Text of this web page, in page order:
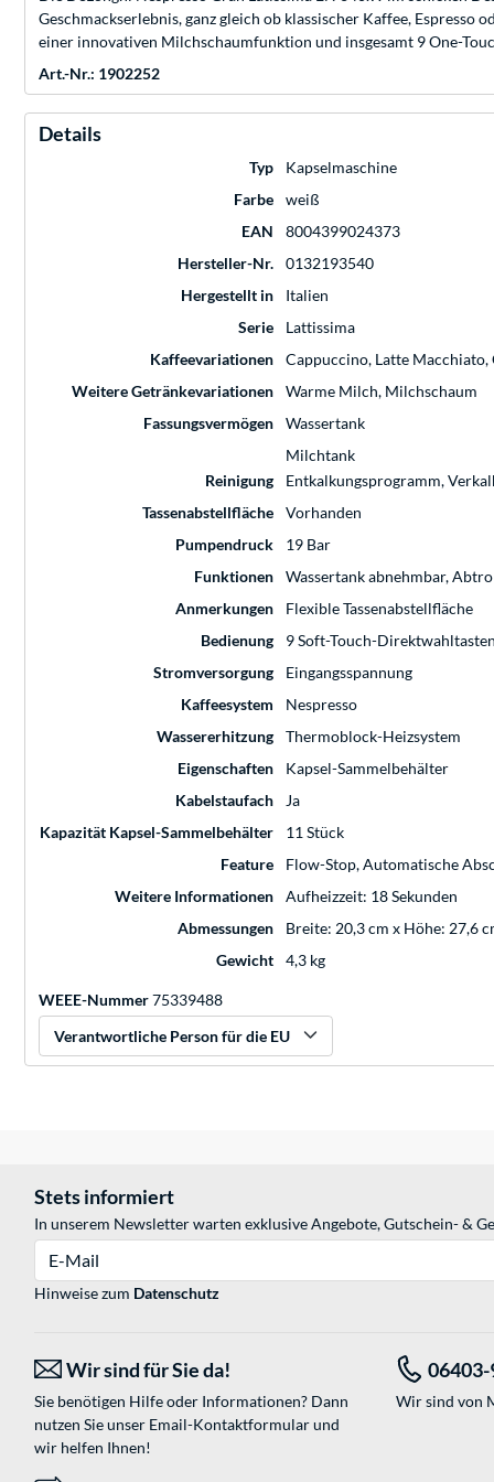
Geschmackserlebnis, ganz gleich ob klassischer Kaffee,
einer innovativen Milchschaumfunktion und insgesamt 9 One-
Art.-Nr.: 1902252
Details
Typ
Kapselmaschine
Farbe
weiß
EAN
8004399024373
Hersteller-Nr.
0132193540
Hergestellt in
Italien
Serie
Lattissima
Kaffeevariationen
Cappuccino, Latte Macchiato,
Weitere Getränkevariationen
Warme Milch, Milchschaum
Fassungsvermögen
Wassertank
Milchtank
Reinigung
Entkalkungsprogramm,
Tassenabstellfläche
Vorhanden
Pumpendruck
19 Bar
Funktionen
Wassertank abnehmbar,
Anmerkungen
Flexible Tassenabstellfläche
Bedienung
9 Soft-Touch-
Stromversorgung
Eingangsspannung
Kaffeesystem
Nespresso
Wassererhitzung
Thermoblock-Heizsystem
Eigenschaften
Kapsel-Sammelbehälter
Kabelstaufach
Ja
Kapazität Kapsel-Sammelbehälter
11 Stück
Feature
Flow-Stop, Automatische
Weitere Informationen
Aufheizzeit: 18 Sekunden
Abmessungen
Breite: 20,3 cm x Höhe: 27,6
Gewicht
4,3 kg
WEEE-Nummer75339488
Verantwortliche Person für die EU
Stets informiert
In unserem Newsletter warten exklusive Angebote, Gutschein- &
Hinweise zum Datenschutz
Wir sind für Sie da!
Sie benötigen Hilfe oder Informationen? Dann
nutzen Sie unser Email-Kontaktformularund
wir helfen Ihnen!
Wir sind von